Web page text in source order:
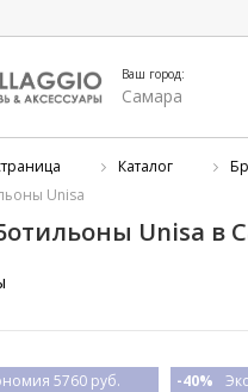
Ваш город:
Самара
Каталог
Unisa
Unisa в
5760 руб. -40%